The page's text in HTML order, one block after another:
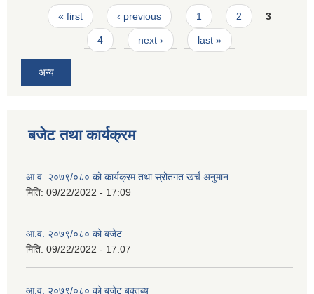
Pages
« first ‹ previous 1 2 3
4 next › last »
अन्य
बजेट तथा कार्यक्रम
आ.व. २०७९/०८० को कार्यक्रम तथा स्रोतगत खर्च अनुमान
मिति: 09/22/2022 - 17:09
आ.व. २०७९/०८० को बजेट
मिति: 09/22/2022 - 17:07
आ.व. २०७९/०८० को बजेट बक्तब्य